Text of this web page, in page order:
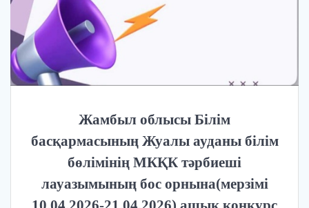
Жамбыл облысы Білім
басқармасының Жуалы ауданы білім
бөлімінің МКҚК тәрбиеші
лауазымының бос орнына(мерзімі